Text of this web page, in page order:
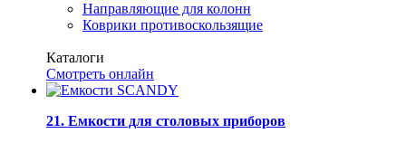
Направляющие для колонн
Коврики противоскользящие
Каталоги
Смотреть онлайн
21. Емкости для столовых приборов